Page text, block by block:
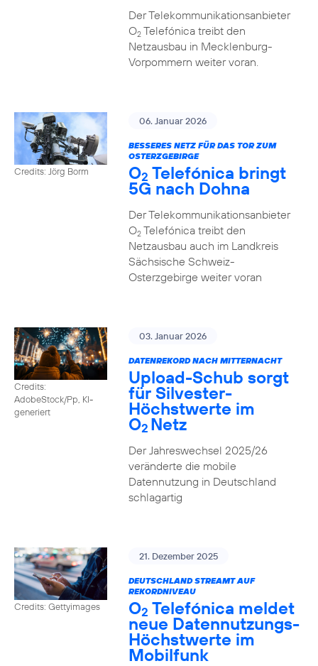
Der Telekommunikationsanbieter
O2Telefónica treibt den
Netzausbau in Mecklenburg-
Vorpommern weiter voran.
Credits: Jörg Borm
06. Januar 2026
BESSERES NETZ FÜR DAS TOR ZUM
OSTERZGEBIRGE
O2 Telefónica bringt
5G nach Dohna
Der Telekommunikationsanbieter
O2Telefónica treibt den
Netzausbau auch im Landkreis
Sächsische Schweiz-
Osterzgebirge weiter voran
Credits:
AdobeStock/Pp, KI-
generiert
03. Januar 2026
DATENREKORD NACH MITTERNACHT
Upload-Schub sorgt
für Silvester-
Höchstwerte im
O2 Netz
Der Jahreswechsel 2025/26
veränderte die mobile
Datennutzung in Deutschland
schlagartig
Credits: Gettyimages
21. Dezember 2025
DEUTSCHLAND STREAMT AUF
REKORDNIVEAU
O2 Telefónica meldet
neue Datennutzungs-
Höchstwerte im
Mobilfunk